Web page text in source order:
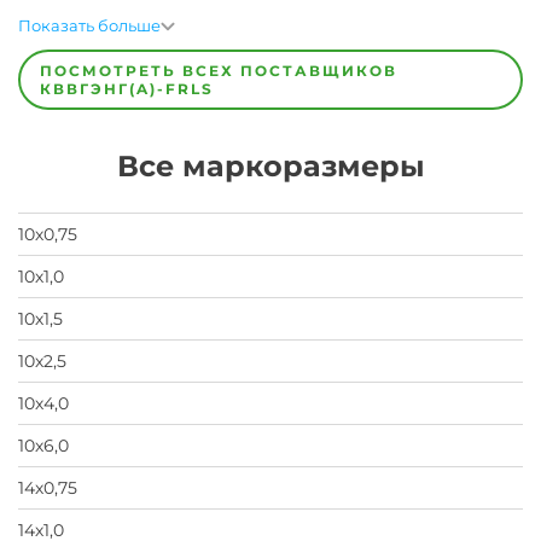
ЗаводЗавод-
предпочел
скрыть
свои
Показать больше
ПОСМОТРЕТЬ ВСЕХ ПОСТАВЩИКОВ
КВВГЭНГ(A)-FRLS
Все маркоразмеры
10х0,75
10х1,0
10х1,5
10х2,5
10х4,0
10х6,0
14х0,75
14х1,0